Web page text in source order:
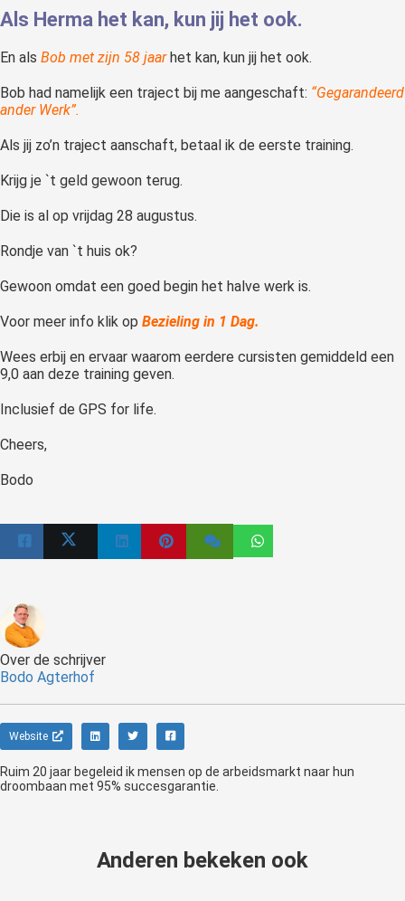
Als Herma het kan, kun jij het ook.
En als Bob met zijn 58 jaar het kan, kun jij het ook.
Bob had namelijk een traject bij me aangeschaft: “Gegarandeerd
ander Werk”.
Als jij zo’n traject aanschaft, betaal ik de eerste training.
Krijg je `t geld gewoon terug.
Die is al op vrijdag 28 augustus.
Rondje van `t huis ok?
Gewoon omdat een goed begin het halve werk is.
Voor meer info klik op Bezieling in 1 Dag.
Wees erbij en ervaar waarom eerdere cursisten gemiddeld een
9,0 aan deze training geven.
Inclusief de GPS for life.
Cheers,
Bodo
Over de schrijver
Bodo Agterhof
Website
Ruim 20 jaar begeleid ik mensen op de arbeidsmarkt naar hun
droombaan met 95% succesgarantie.
Anderen bekeken ook